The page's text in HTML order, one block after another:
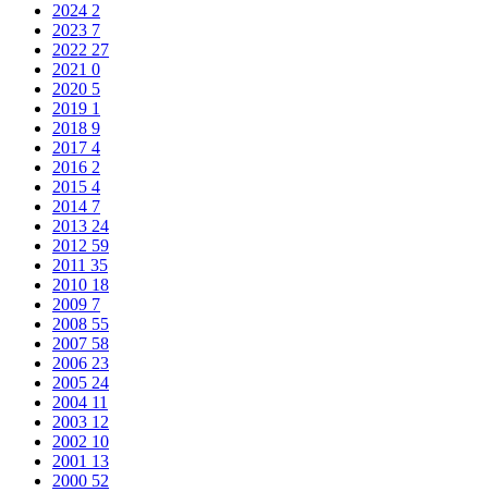
2024 2
2023 7
2022 27
2021 0
2020 5
2019 1
2018 9
2017 4
2016 2
2015 4
2014 7
2013 24
2012 59
2011 35
2010 18
2009 7
2008 55
2007 58
2006 23
2005 24
2004 11
2003 12
2002 10
2001 13
2000 52